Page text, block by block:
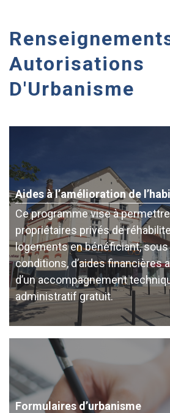
Autorisations
D'Urbanisme
Aides à l’amélioration de
Ce programme vise à
propriétaires privés de
logements en bénéficiant,
conditions, d’aides financières
d’un accompagnement
administratif gratuit.
Formulaires d’urbanisme